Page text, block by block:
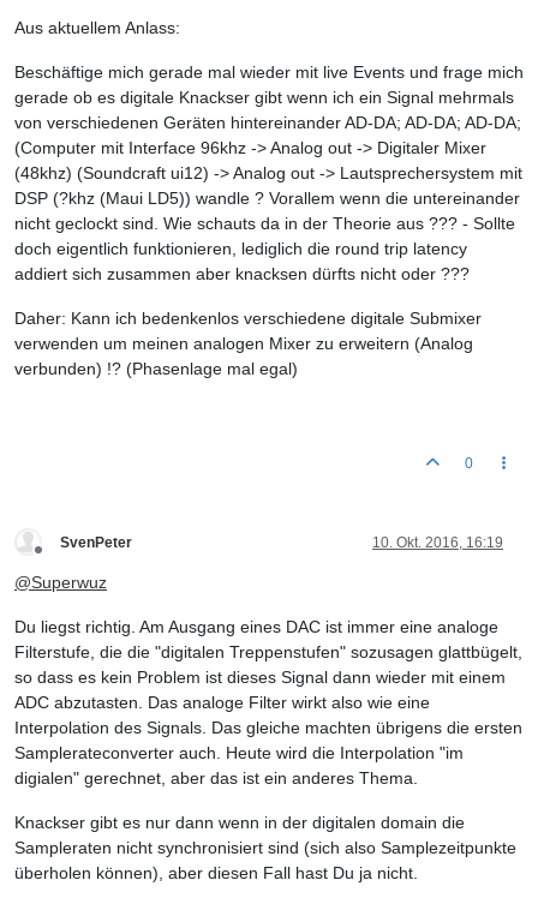
Aus aktuellem Anlass:
Beschäftige mich gerade mal wieder mit live Events und frage mich
gerade ob es digitale Knackser gibt wenn ich ein Signal mehrmals
von verschiedenen Geräten hintereinander AD-DA; AD-DA; AD-DA;
(Computer mit Interface 96khz -> Analog out -> Digitaler Mixer
(48khz) (Soundcraft ui12) -> Analog out -> Lautsprechersystem mit
DSP (?khz (Maui LD5)) wandle ? Vorallem wenn die untereinander
nicht geclockt sind. Wie schauts da in der Theorie aus ??? - Sollte
doch eigentlich funktionieren, lediglich die round trip latency
addiert sich zusammen aber knacksen dürfts nicht oder ???
Daher: Kann ich bedenkenlos verschiedene digitale Submixer
verwenden um meinen analogen Mixer zu erweitern (Analog
verbunden) !? (Phasenlage mal egal)
0
SvenPeter 10. Okt. 2016, 16:19
@Superwuz
Du liegst richtig. Am Ausgang eines DAC ist immer eine analoge
Filterstufe, die die "digitalen Treppenstufen" sozusagen glattbügelt,
so dass es kein Problem ist dieses Signal dann wieder mit einem
ADC abzutasten. Das analoge Filter wirkt also wie eine
Interpolation des Signals. Das gleiche machten übrigens die ersten
Samplerateconverter auch. Heute wird die Interpolation "im
digialen" gerechnet, aber das ist ein anderes Thema.
Knackser gibt es nur dann wenn in der digitalen domain die
Sampleraten nicht synchronisiert sind (sich also Samplezeitpunkte
überholen können), aber diesen Fall hast Du ja nicht.